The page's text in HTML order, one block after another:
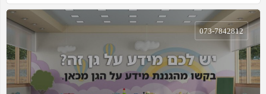
073-7842812